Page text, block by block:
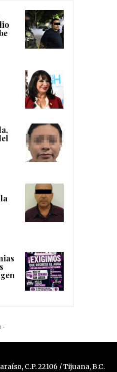
-
C.P. 22106 / Tijuana, B.C.